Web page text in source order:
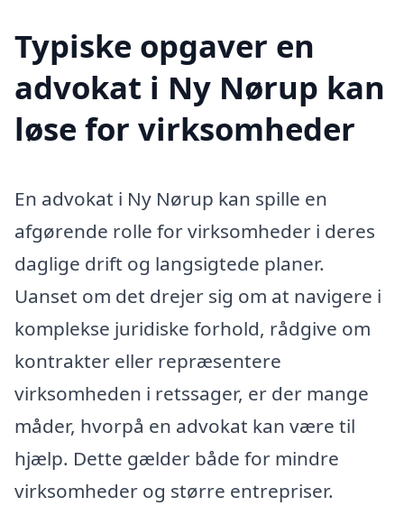
Typiske opgaver en
advokat i Ny Nørup kan
løse for virksomheder
En advokat i Ny Nørup kan spille en
afgørende rolle for virksomheder i deres
daglige drift og langsigtede planer.
Uanset om det drejer sig om at navigere i
komplekse juridiske forhold, rådgive om
kontrakter eller repræsentere
virksomheden i retssager, er der mange
måder, hvorpå en advokat kan være til
hjælp. Dette gælder både for mindre
virksomheder og større entrepriser.